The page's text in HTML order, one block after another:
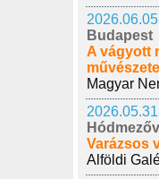
Budapest
A vágyott
művészete
Magyar
Varázsos
Alföldi